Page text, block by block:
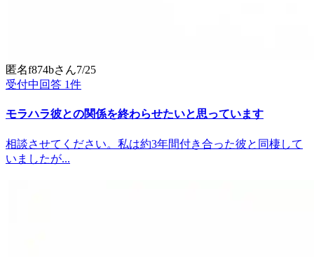
匿名f874bさん7/25
受付中 回答 1件
モラハラ彼との関係を終わらせたいと思っています
相談させてください。私は約3年間付き合った彼と同棲して
いましたが...